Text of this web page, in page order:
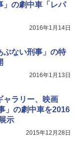
」の劇中車「レパ
2016年1月14日
ぶない刑事」の特
2016年1月13日
ャラリー、映画
」の劇中車を2016
示
2015年12月28日